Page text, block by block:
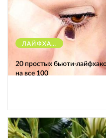
ЛАЙФХАКИ
20 простых бьюти-
на все 100